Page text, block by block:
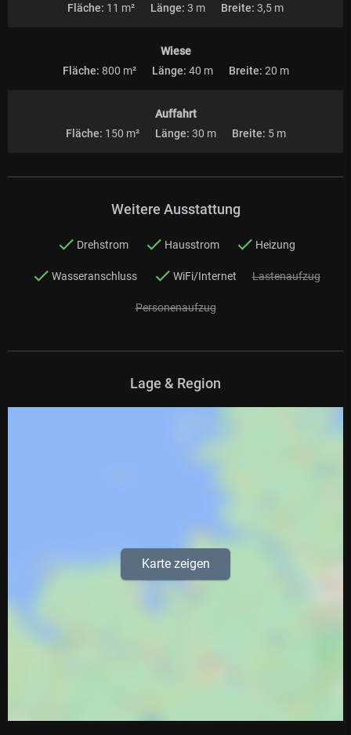
Fläche: 11 m² Länge: 3 m Breite: 3,5 m
Wiese
Fläche: 800 m² Länge: 40 m Breite: 20 m
Auffahrt
Fläche: 150 m² Länge: 30 m Breite: 5 m
Weitere Ausstattung
Drehstrom Hausstrom Heizung
Wasseranschluss WiFi/Internet Lastenaufzug
Personenaufzug
Lage & Region
Karte zeigen